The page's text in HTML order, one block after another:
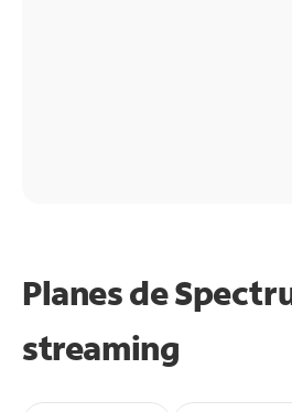
Planes de
streaming